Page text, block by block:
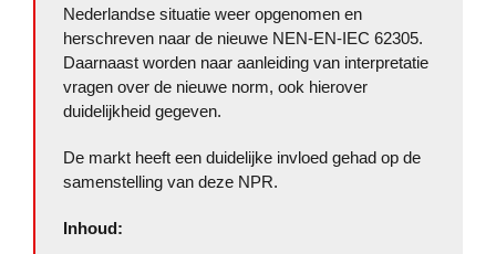
Nederlandse situatie weer opgenomen en
herschreven naar de nieuwe NEN-EN-IEC 62305.
Daarnaast worden naar aanleiding van interpretatie
vragen over de nieuwe norm, ook hierover
duidelijkheid gegeven.
De markt heeft een duidelijke invloed gehad op de
samenstelling van deze NPR.
Inhoud: